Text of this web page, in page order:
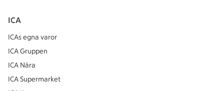
ICA
ICAs egna varor
ICA Gruppen
ICA Nära
ICA Supermarket